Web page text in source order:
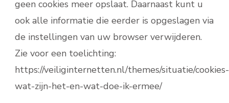
geen cookies meer opslaat. Daarnaast kunt u
ook alle informatie die eerder is opgeslagen via
de instellingen van uw browser verwijderen.
Zie voor een toelichting:
https://veiliginternetten.nl/themes/situatie/cookies-
wat-zijn-het-en-wat-doe-ik-ermee/